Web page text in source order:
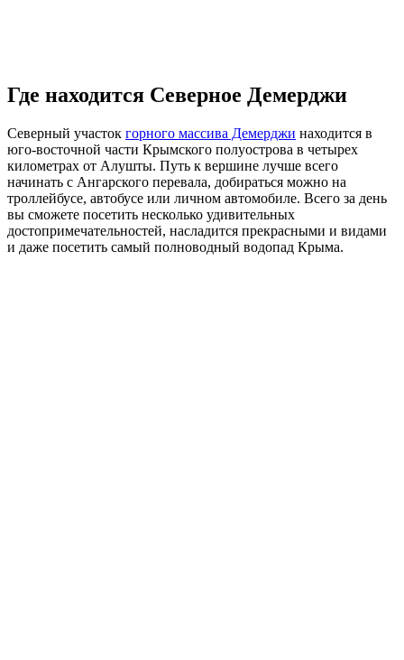
Где находится Северное Демерджи
Северный участок горного массива Демерджи находится в
юго-восточной части Крымского полуострова в четырех
километрах от Алушты. Путь к вершине лучше всего
начинать с Ангарского перевала, добираться можно на
троллейбусе, автобусе или личном автомобиле. Всего за день
вы сможете посетить несколько удивительных
достопримечательностей, насладится прекрасными и видами
и даже посетить самый полноводный водопад Крыма.